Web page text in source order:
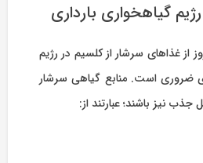
گیاهخواری بارداری
غذاهای سرشار از کلسیم در رژیم
ضروری است. منابع گیاهی سرشار
جذب نیز باشند؛ عبارتند از: